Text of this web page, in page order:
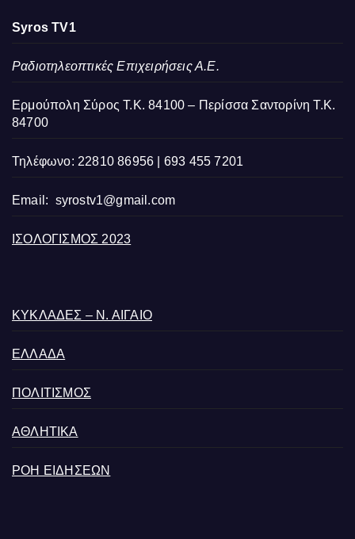
Syros TV1
Ραδιοτηλεοπτικές Επιχειρήσεις Α.Ε.
Ερμούπολη Σύρος Τ.Κ. 84100 – Περίσσα Σαντορίνη Τ.Κ.
84700
Τηλέφωνο: 22810 86956 | 693 455 7201
Email: syrostv1@gmail.com
ΙΣΟΛΟΓΙΣΜΟΣ 2023
ΚΥΚΛΑΔΕΣ – Ν. ΑΙΓΑΙΟ
ΕΛΛΑΔΑ
ΠΟΛΙΤΙΣΜΟΣ
ΑΘΛΗΤΙΚΑ
ΡΟΗ ΕΙΔΗΣΕΩΝ